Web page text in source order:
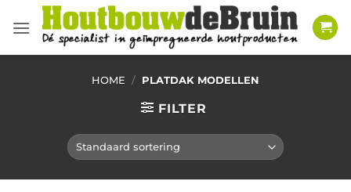
naar
HOME / PLATDAK MODELLEN
FILTER